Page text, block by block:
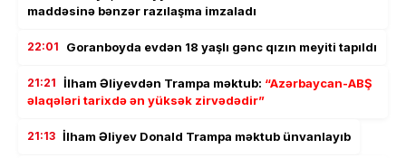
maddəsinə bənzər razılaşma imzaladı
22:01 Goranboyda evdən 18 yaşlı gənc qızın meyiti tapıldı
21:21 İlham Əliyevdən Trampa məktub: “Azərbaycan-ABŞ
əlaqələri tarixdə ən yüksək zirvədədir”
21:13 İlham Əliyev Donald Trampa məktub ünvanlayıb